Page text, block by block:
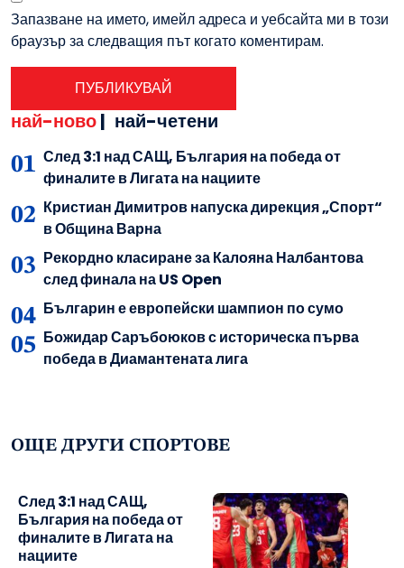
Запазване на името, имейл адреса и уебсайта ми в този
браузър за следващия път когато коментирам.
най-ново| най-четени
След 3:1 над САЩ, България на победа от
финалите в Лигата на нациите
Кристиан Димитров напуска дирекция „Спорт“
в Община Варна
Рекордно класиране за Калояна Налбантова
след финала на US Open
Българин е европейски шампион по сумо
Божидар Саръбоюков с историческа първа
победа в Диамантената лига
ОЩЕ ДРУГИ СПОРТОВЕ
След 3:1 над САЩ,
България на победа от
финалите в Лигата на
нациите